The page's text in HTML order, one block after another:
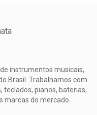
instrumentos musicais,
Brasil. Trabalhamos com
teclados, pianos, baterias,
marcas do mercado.